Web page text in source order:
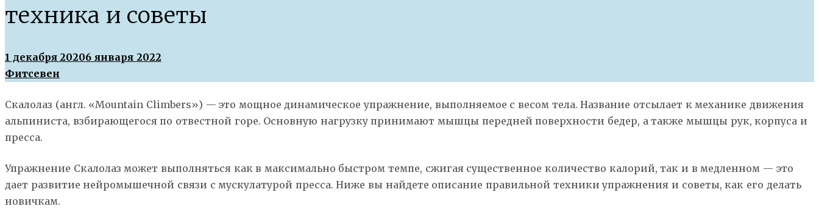
техника и советы
1 декабря 20206 января 2022
Фитсевен
Скалолаз (англ. «Mountain Climbers») — это мощное динамическое упражнение, выполняемое с весом тела. Название отсылает к механике движения
альпиниста, взбирающегося по отвестной горе. Основную нагрузку принимают мышцы передней поверхности бедер, а также мышцы рук, корпуса и
пресса.
Упражнение Скалолаз может выполняться как в максимально быстром темпе, сжигая существенное количество калорий, так и в медленном — это
дает развитие нейромышечной связи с мускулатурой пресса. Ниже вы найдете описание правильной техники упражнения и советы, как его делать
новичкам.